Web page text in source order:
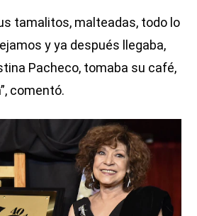
tamalitos, malteadas, todo lo
y ya después llegaba,
Pacheco, tomaba su café,
comentó.